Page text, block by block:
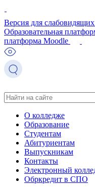
Версия для слабовидящих
Образовательная
платформа Moodle
О колледже
Образование
Студентам
Абитуриентам
Выпускникам
Контакты
Электронный
Обркредит в СПО